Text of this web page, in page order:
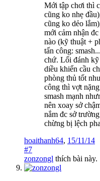
Mới tập chơi thì
cũng ko nhẹ
cũng ko dẻo
mới cảm nhận
nào (kỹ thuật +
tấn công:
chứ. Lối đánh kỹ
diều khiển cầu
phòng thủ tốt
công thì vợt
smash mạnh
nên xoay sở
nắm đc sở
chừng bị lệch
hoaithanh64, 15/11/14
#7
zonzongl thích bài này.